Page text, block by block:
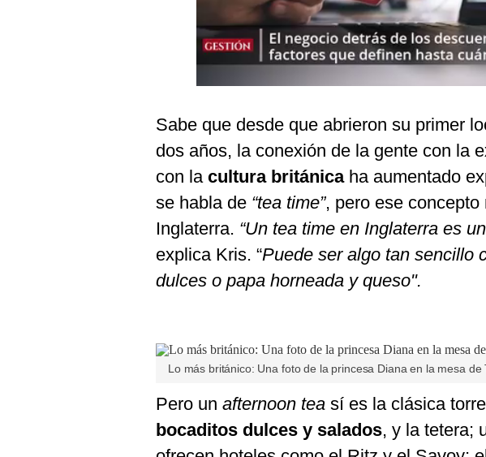
Sabe que desde que abrieron su primer
dos años, la conexión de la gente con la
con lacultura británicaha aumentado
se habla de “tea time”, pero ese concepto
Inglaterra. “Un tea time en Inglaterra es
explica Kris. “Puede ser algo tan sencillo
dulces o papa horneada y queso".
Lo más británico: Una foto de la princesa Diana en la mesa de
Pero un afternoon tea sí es la clásica
bocaditos dulces y salados, y la tetera;